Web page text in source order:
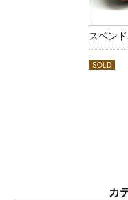
スベン
SOLD
カ